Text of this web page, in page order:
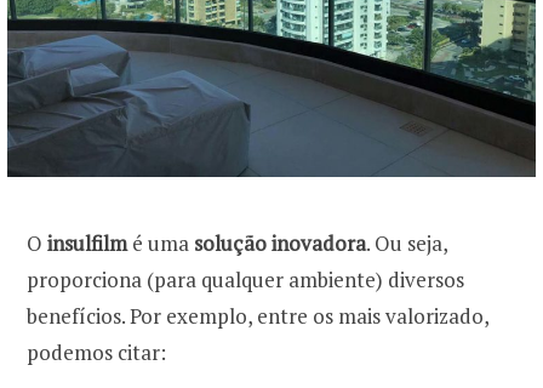
O insulfilmé uma solução inovadora. Ou seja,
proporciona (para qualquer ambiente) diversos
benefícios. Por exemplo, entre os mais valorizado,
podemos citar: